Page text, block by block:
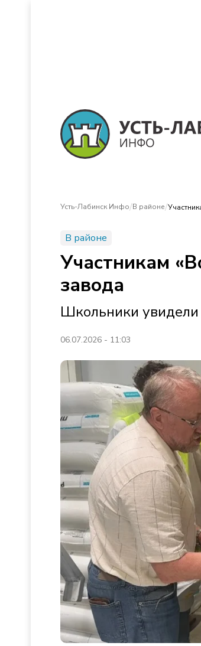
Усть-Лабинск Инфо/В районе/
В районе
Участникам
завода
Школьники увидели
06.07.2026 - 11:03